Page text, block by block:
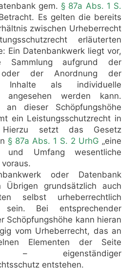
gem. § 87a Abs. 1 S.
Es gelten die bereits
zwischen Urheberrecht
erläuterten
Ein Datenbankwerk liegt vor,
Sammlung aufgrund der
oder der Anordnung der
Inhalte als individuelle
angesehen werden kann.
an dieser Schöpfungshöhe
ein Leistungsschutzrecht in
Hierzu setzt das Gesetz
§ 87a Abs. 1 S. 2 UrhG „eine
Umfang wesentliche
voraus.
oder Datenbank
Übrigen grundsätzlich auch
selbst urheberrechtlich
sein. Bei entsprechender
Schöpfungshöhe kann hieran
vom Urheberrecht, das an
Elementen der Seite
– eigenständiger
entstehen.